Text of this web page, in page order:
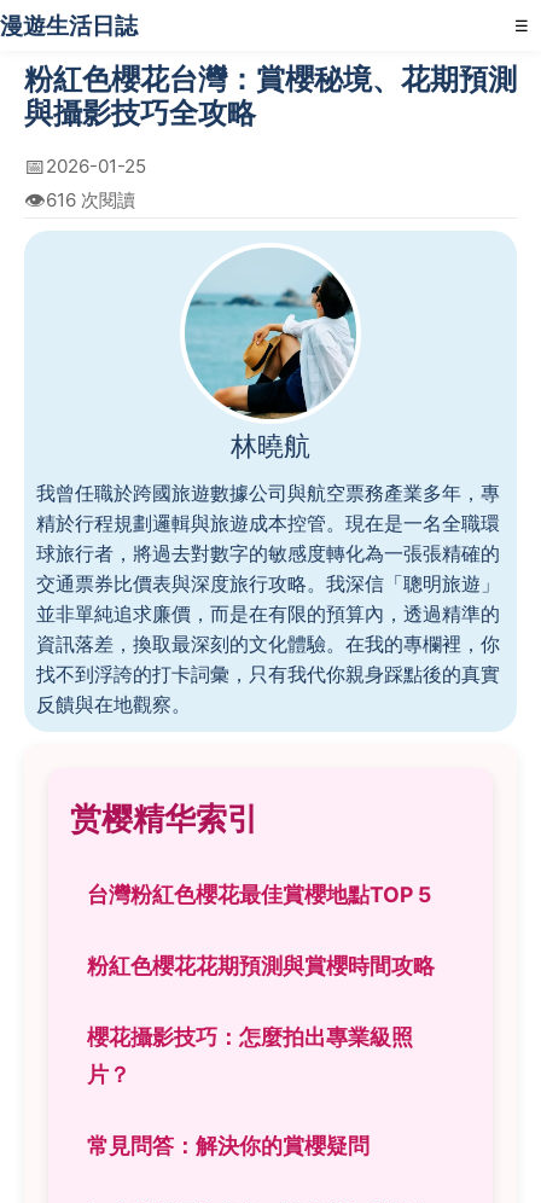
漫遊生活日誌 ☰
粉紅色櫻花台灣：賞櫻秘境、花期預測
與攝影技巧全攻略
📅2026-01-25
👁️616 次閱讀
林曉航
我曾任職於跨國旅遊數據公司與航空票務產業多年，專
精於行程規劃邏輯與旅遊成本控管。現在是一名全職環
球旅行者，將過去對數字的敏感度轉化為一張張精確的
交通票券比價表與深度旅行攻略。我深信「聰明旅遊」
並非單純追求廉價，而是在有限的預算內，透過精準的
資訊落差，換取最深刻的文化體驗。在我的專欄裡，你
找不到浮誇的打卡詞彙，只有我代你親身踩點後的真實
反饋與在地觀察。
赏樱精华索引
台灣粉紅色櫻花最佳賞櫻地點TOP 5
粉紅色櫻花花期預測與賞櫻時間攻略
櫻花攝影技巧：怎麼拍出專業級照
片？
常見問答：解決你的賞櫻疑問